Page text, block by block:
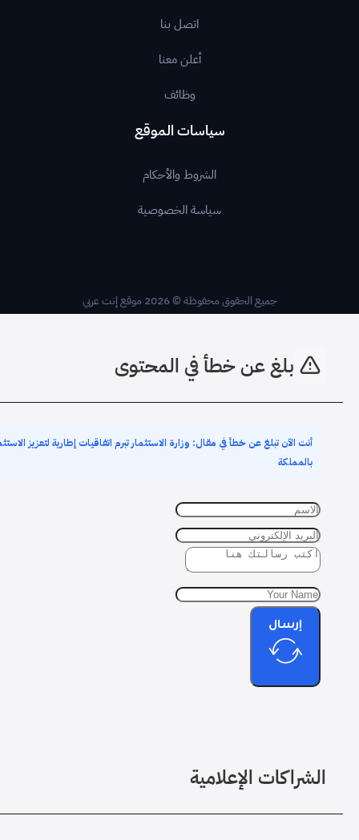
اتصل بنا
أعلن معنا
وظائف
سياسات الموقع
الشروط والأحكام
سياسة الخصوصية
جميع الحقوق محفوظة © 2026 موقع إنت عربي
بلغ عن خطأ في المحتوى
أنت الآن تبلغ عن خطأ في مقال: وزارة الاستثمار تبرم اتفاقيات إطارية لتعزيز
بالمملكة
إرسال
الشراكات الإعلامية